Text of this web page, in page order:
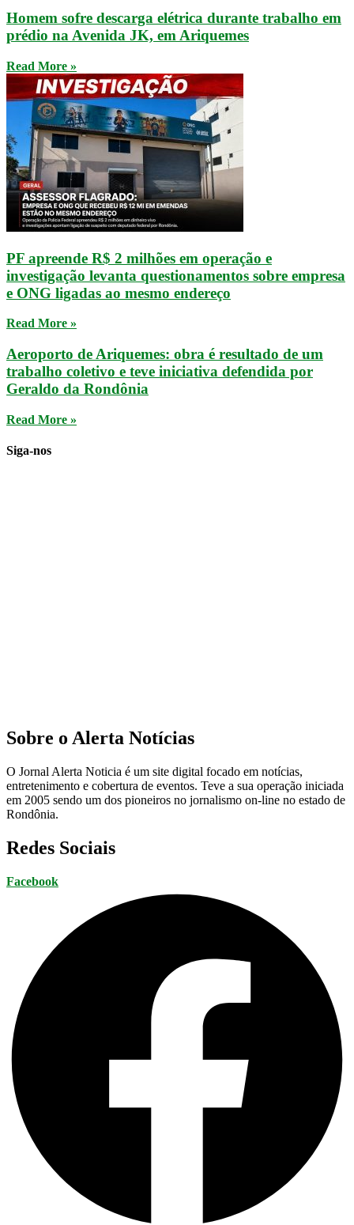
Homem sofre descarga elétrica durante trabalho em
prédio na Avenida JK, em Ariquemes
Read More »
PF apreende R$ 2 milhões em operação e
investigação levanta questionamentos sobre empresa
e ONG ligadas ao mesmo endereço
Read More »
Aeroporto de Ariquemes: obra é resultado de um
trabalho coletivo e teve iniciativa defendida por
Geraldo da Rondônia
Read More »
Siga-nos
Sobre o Alerta Notícias
O Jornal Alerta Noticia é um site digital focado em notícias,
entretenimento e cobertura de eventos. Teve a sua operação iniciada
em 2005 sendo um dos pioneiros no jornalismo on-line no estado de
Rondônia.
Redes Sociais
Facebook